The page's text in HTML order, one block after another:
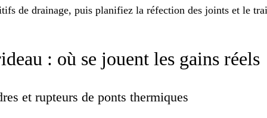
de drainage, puis planifiez la réfection des joints et le
: où se jouent les gains réels
et rupteurs de ponts thermiques